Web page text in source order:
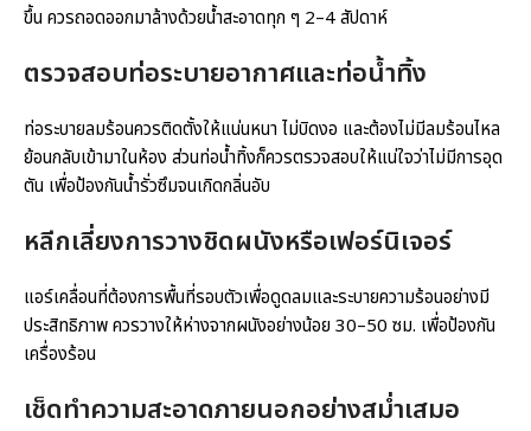
ขึ้น ควรถอดออกมาล้างด้วยน้ำสะอาดทุก ๆ 2–4 สัปดาห์
ตรวจสอบท่อระบายอากาศและท่อน้ำทิ้ง
ท่อระบายลมร้อนควรติดตั้งให้แน่นหนา ไม่บิดงอ และต้องไม่มีลมร้อนไหล
ย้อนกลับเข้ามาในห้อง ส่วนท่อน้ำทิ้งก็ควรตรวจสอบให้แน่ใจว่าไม่มีการอุด
ตัน เพื่อป้องกันน้ำรั่วซึมจนเกิดกลิ่นอับ
หลีกเลี่ยงการวางชิดผนังหรือเฟอร์นิเจอร์
แอร์เคลื่อนที่ต้องการพื้นที่รอบตัวเพื่อดูดลมและระบายความร้อนอย่างมี
ประสิทธิภาพ ควรวางให้ห่างจากผนังอย่างน้อย 30–50 ซม. เพื่อป้องกัน
เครื่องร้อน
เช็ดทำความสะอาดภายนอกอย่างสม่ำเสมอ